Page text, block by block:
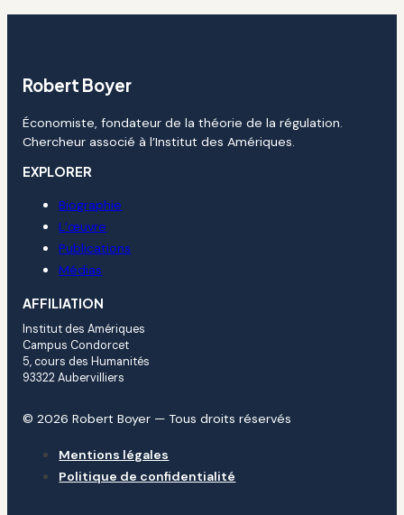
Robert Boyer
Économiste, fondateur de la théorie de la régulation.
Chercheur associé à l’Institut des Amériques.
EXPLORER
Biographie
L’œuvre
Publications
Médias
AFFILIATION
Institut des Amériques
Campus Condorcet
5, cours des Humanités
93322 Aubervilliers
© 2026 Robert Boyer — Tous droits réservés
Mentions légales
Politique de confidentialité